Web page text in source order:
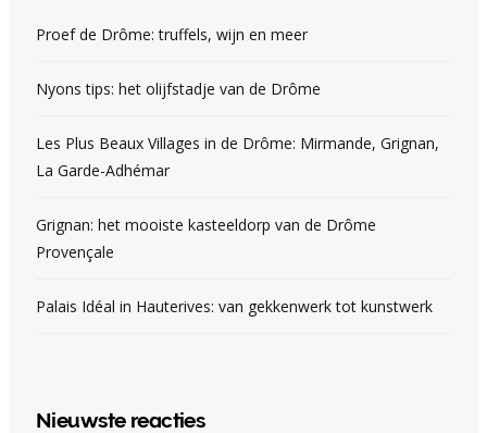
Proef de Drôme: truffels, wijn en meer
Nyons tips: het olijfstadje van de Drôme
Les Plus Beaux Villages in de Drôme: Mirmande, Grignan,
La Garde-Adhémar
Grignan: het mooiste kasteeldorp van de Drôme
Provençale
Palais Idéal in Hauterives: van gekkenwerk tot kunstwerk
Nieuwste reacties